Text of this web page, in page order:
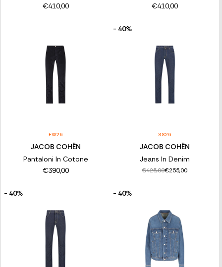
€410,00
€410,00
FW26
JACOB COHËN
Pantaloni In Cotone
€390,00
- 40%
SS26
JACOB COHËN
Jeans In Denim
€425,00€255,00
- 40% - 40%